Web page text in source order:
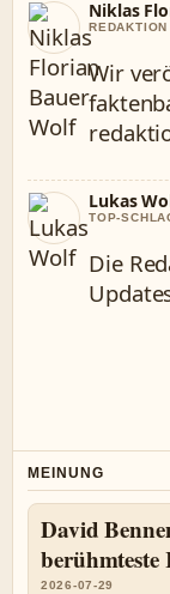
Niklas
REDAKTION
Wir
Lukas
TOP-
Die
MEINUNG
David
berühmteste
2026-07-29